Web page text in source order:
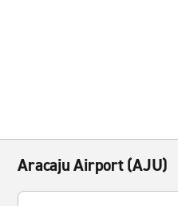
Aracaju Airport (AJU)